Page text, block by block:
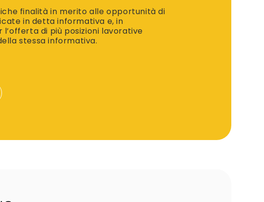
finalità in merito alle opportunità di
in detta informativa e, in
di più posizioni lavorative
stessa informativa.